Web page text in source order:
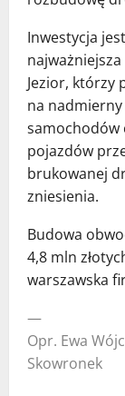
Inwestycja
Jezior, którzy
na
samochodów
pojazdów
brukowanej
zniesienia.
Budowa
4,8 mln
warszawska
—
Opr. Ewa
Skowronek